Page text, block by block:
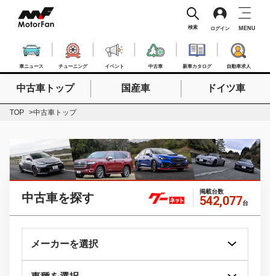
車ニュース チューニング イベント 中古車 新車カタログ 自動車求人
検索 ログイン MENU
検索したいキーワードを入力
中古車トップ 国産車 ドイツ車
TOP 中古車トップ
中古車を探す 掲載台数
542,077台